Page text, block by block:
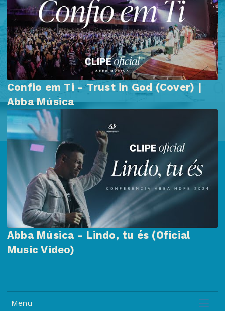
Confio em Ti - Trust in God (Cover) |
Abba Música
Abba Música - Lindo, tu és (Oficial
Music Video)
Menu